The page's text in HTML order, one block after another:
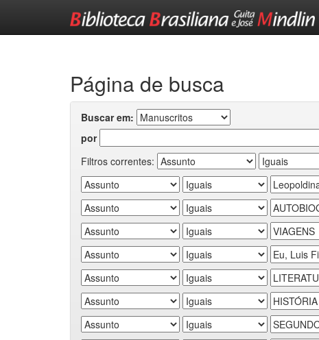
Página de busca
Buscar em:
por
Filtros correntes: